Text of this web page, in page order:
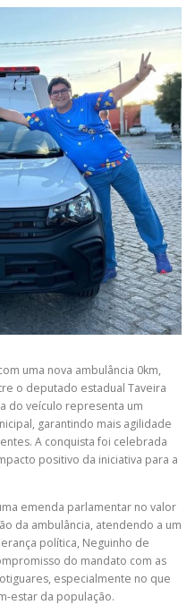
uma nova ambulância 0km,
o deputado estadual Taveira
do veículo representa um
garantindo mais agilidade
A conquista foi celebrada
positivo da iniciativa para a
emenda parlamentar no valor
da ambulância, atendendo a um
política, Neguinho de
do mandato com as
especialmente no que
estar da população.